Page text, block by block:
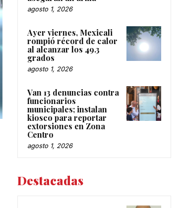
agosto 1, 2026
Ayer viernes, Mexicali
rompió récord de calor
al alcanzar los 49.3
grados
agosto 1, 2026
Van 13 denuncias contra
funcionarios
municipales; instalan
kiosco para reportar
extorsiones en Zona
Centro
agosto 1, 2026
Destacadas